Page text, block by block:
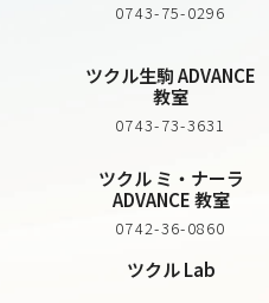
0743-75-0296
ツクル生駒 ADVANCE
教室
0743-73-3631
ツクル ミ・ナーラ
ADVANCE 教室
0742-36-0860
ツクル Lab